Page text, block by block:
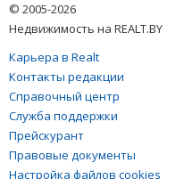
© 2005-2026
Недвижимость на REALT.BY
Карьера в Realt
Контакты редакции
Справочный центр
Служба поддержки
Прейскурант
Правовые документы
Настройка файлов cookies